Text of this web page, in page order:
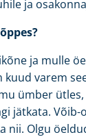
ja
ja mulle
kuud varem
ümber
jätkata. Võib-
nii. Olgu